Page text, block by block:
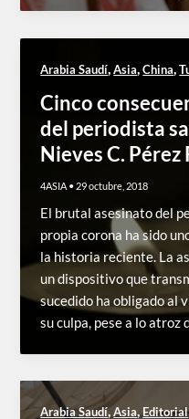
Arabia Saudí,Asia,China,
Cinco
del periodista
Nieves C. Pérez
4ASIA • 29 octubre, 2018
El brutal asesinato del
propia corona ha sido
la historia reciente. La
un dispositivo que
sucedido ha obligado al
su culpa, pese a lo atroz
Arabia Saudí,Asia, Editorial